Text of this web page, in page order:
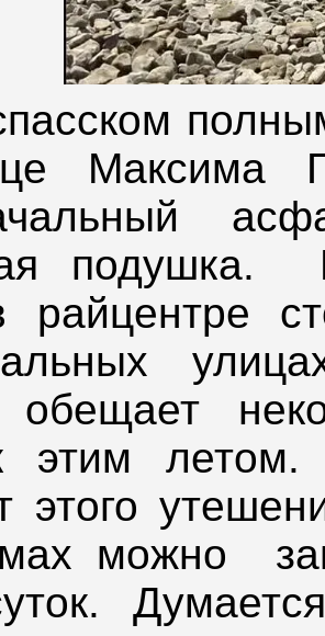
Максима
подушка.
райцентре
обещает
этим
этого
можно